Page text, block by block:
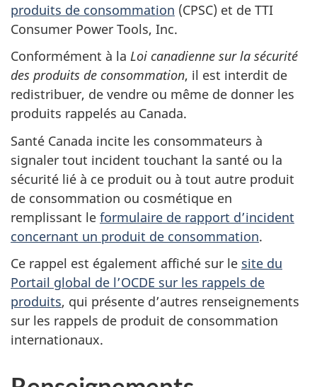
produits de consommation (CPSC) et de TTI
Consumer Power Tools, Inc.
Conformément à la Loi canadienne sur la sécurité
des produits de consommation, il est interdit de
redistribuer, de vendre ou même de donner les
produits rappelés au Canada.
Santé Canada incite les consommateurs à
signaler tout incident touchant la santé ou la
sécurité lié à ce produit ou à tout autre produit
de consommation ou cosmétique en
remplissant le formulaire de rapport d’incident
concernant un produit de consommation.
Ce rappel est également affiché sur le site du
Portail global de l’OCDE sur les rappels de
produits, qui présente d’autres renseignements
sur les rappels de produit de consommation
internationaux.